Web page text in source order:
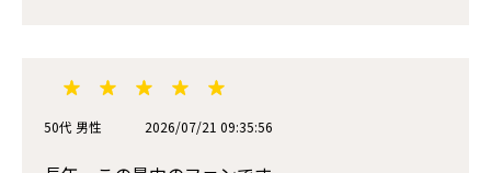
50代 男性 2026/07/21 09:35:56